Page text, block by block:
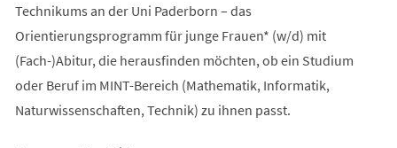
Technikums an der Uni Paderborn – das
Orientierungsprogramm für junge Frauen* (w/d) mit
(Fach-)Abitur, die herausfinden möchten, ob ein Studium
oder Beruf im MINT-Bereich (Mathematik, Informatik,
Naturwissenschaften, Technik) zu ihnen passt.